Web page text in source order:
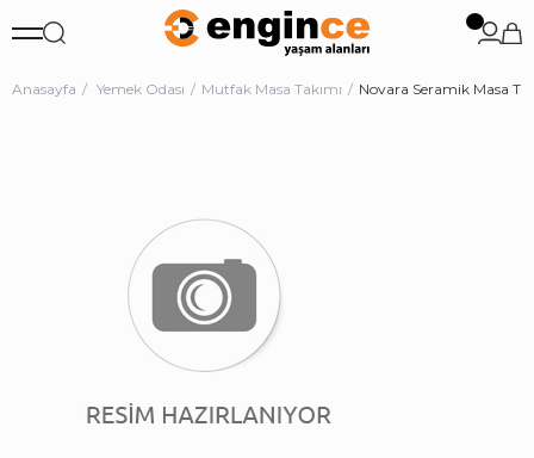
Anasayfa Yemek Odası Mutfak Masa Takımı Novara Seramik Masa